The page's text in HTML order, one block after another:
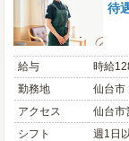
待
給与
時給
勤務地
仙台市
アクセス
仙台市
シフト
週1日